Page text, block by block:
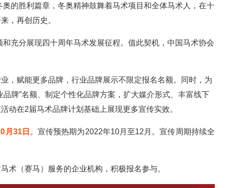
的胜利篇章，冬奥精神鼓舞着马术项目和全体马术人，在十
，再创历史。
充分展现四十周年马术发展征程。值此契机，中国马术协会
，赋能更多品牌，行业品牌展示不限定报名名额。同时，为
牌”名额、制定个性化品牌方案，扩大媒介形式、丰富线下
动在2届马术品牌计划基础上展现更多宣传实效。
月31日 。宣传预热期为2022年10月至12月。宣传周期持续全
术（赛马）服务的企业机构，积极报名参与。